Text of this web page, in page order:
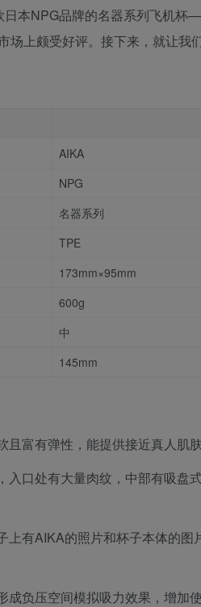
日本NPG品牌的名器系列飞机
上颇受好评。接下来，就让我
AIKA
NPG
名器系列
TPE
173mm×95mm
600g
中
145mm
且富有弹性，能提供接近真人肌肤
入口处有大量肉纹，中部有吸
上有AIKA的照片和杯子本体的
成负压空间模拟吸力效果，增加